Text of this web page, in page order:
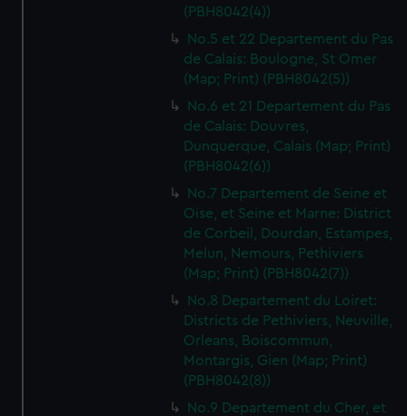
(PBH8042(4))
No.5 et 22 Departement du Pas
de Calais: Boulogne, St Omer
(Map; Print) (PBH8042(5))
No.6 et 21 Departement du Pas
de Calais: Douvres,
Dunquerque, Calais (Map; Print)
(PBH8042(6))
No.7 Departement de Seine et
Oise, et Seine et Marne: District
de Corbeil, Dourdan, Estampes,
Melun, Nemours, Pethiviers
(Map; Print) (PBH8042(7))
No.8 Departement du Loiret:
Districts de Pethiviers, Neuville,
Orleans, Boiscommun,
Montargis, Gien (Map; Print)
(PBH8042(8))
No.9 Departement du Cher, et